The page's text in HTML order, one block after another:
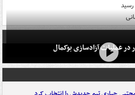
عملیات آزادسازی بوکمال